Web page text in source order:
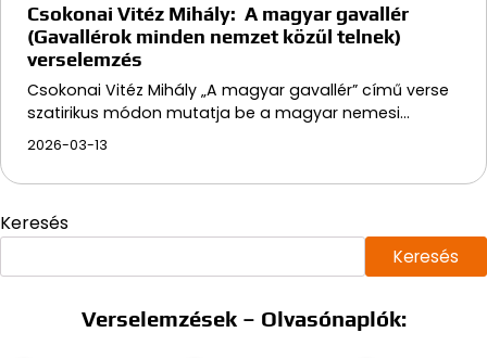
Csokonai Vitéz Mihály: A magyar gavallér
(Gavallérok minden nemzet közűl telnek)
verselemzés
Csokonai Vitéz Mihály „A magyar gavallér” című verse
szatirikus módon mutatja be a magyar nemesi…
2026-03-13
Keresés
Keresés
Verselemzések – Olvasónaplók: